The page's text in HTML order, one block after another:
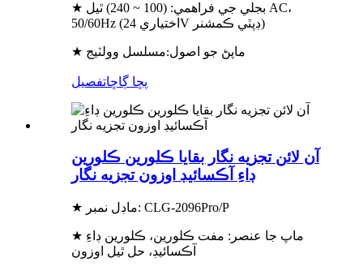
★ بجلي جي فراهمي: (100 ~ 240) ٿيل AC،
50/60Hz (اختياري 24V ڊپٽي ڪمشنر)
★ ماپڻ جو اصول:مسلسل وولٽيج
پڇا ڳاڇاتفصيل
آن لائن تجزيه نگار بقايا ڪلورين ڪلورين
ڊاءِ آڪسائيڊ اوزون تجزيه نگار
★ ماڊل نمبر: CLG-2096Pro/P
★ ماپ جا عنصر: مفت ڪلورين، ڪلورين ڊاءِ
آڪسائيڊ، حل ٿيل اوزون